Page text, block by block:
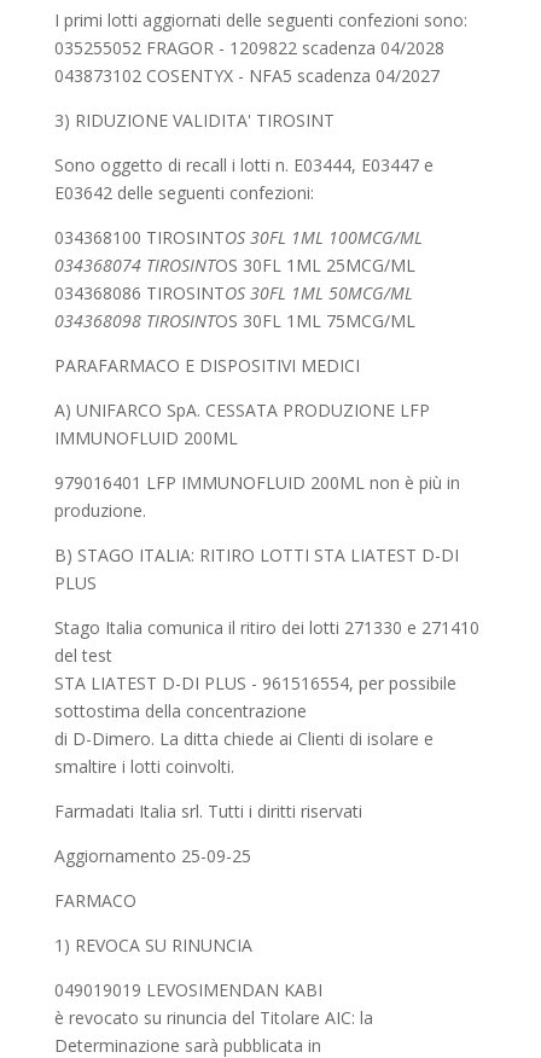
I primi lotti aggiornati delle seguenti confezioni sono:
035255052 FRAGOR - 1209822 scadenza 04/2028
043873102 COSENTYX - NFA5 scadenza 04/2027
3) RIDUZIONE VALIDITA' TIROSINT
Sono oggetto di recall i lotti n. E03444, E03447 e
E03642 delle seguenti confezioni:
034368100 TIROSINTOS 30FL 1ML 100MCG/ML
034368074 TIROSINTOS 30FL 1ML 25MCG/ML
034368086 TIROSINTOS 30FL 1ML 50MCG/ML
034368098 TIROSINTOS 30FL 1ML 75MCG/ML
PARAFARMACO E DISPOSITIVI MEDICI
A) UNIFARCO SpA. CESSATA PRODUZIONE LFP
IMMUNOFLUID 200ML
979016401 LFP IMMUNOFLUID 200ML non è più in
produzione.
B) STAGO ITALIA: RITIRO LOTTI STA LIATEST D-DI
PLUS
Stago Italia comunica il ritiro dei lotti 271330 e 271410
del test
STA LIATEST D-DI PLUS - 961516554, per possibile
sottostima della concentrazione
di D-Dimero. La ditta chiede ai Clienti di isolare e
smaltire i lotti coinvolti.
Farmadati Italia srl. Tutti i diritti riservati
Aggiornamento 25-09-25
FARMACO
1) REVOCA SU RINUNCIA
049019019 LEVOSIMENDAN KABI
è revocato su rinuncia del Titolare AIC: la
Determinazione sarà pubblicata in